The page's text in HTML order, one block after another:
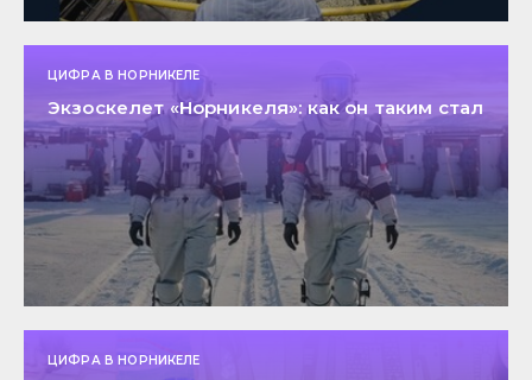
ЦИФРА В НОРНИКЕЛЕ
Экзоскелет «Норникеля»: как он таким стал
ЦИФРА В НОРНИКЕЛЕ